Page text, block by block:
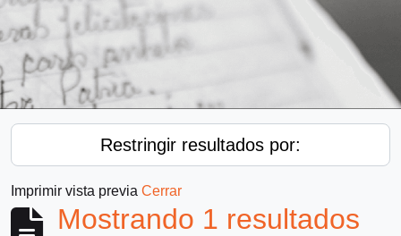
Restringir resultados por:
Imprimir vista previa Cerrar
Mostrando 1 resultados